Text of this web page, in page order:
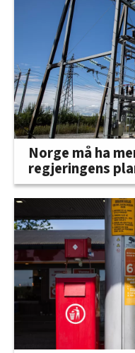
Norge må ha
regjeringens